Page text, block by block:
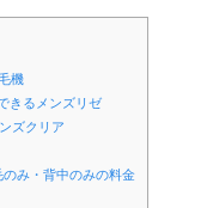
機
きるメンズリゼ
ズクリア
み・背中のみの料金